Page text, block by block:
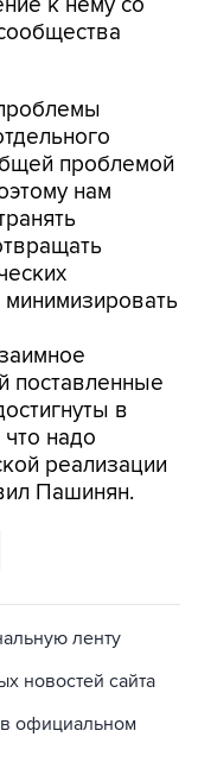
проблемой
нам
поставленные
в
надо
реализации
Пашинян.
ленту
новостей сайта
официальном